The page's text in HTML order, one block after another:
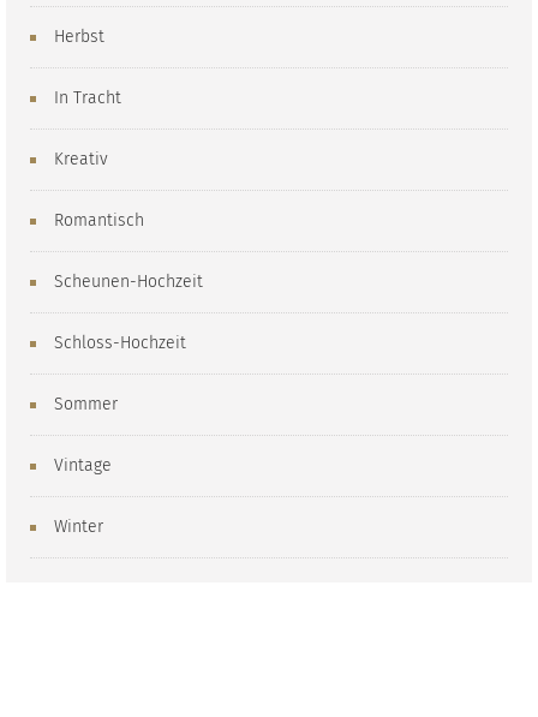
Herbst
In Tracht
Kreativ
Romantisch
Scheunen-Hochzeit
Schloss-Hochzeit
Sommer
Vintage
Winter